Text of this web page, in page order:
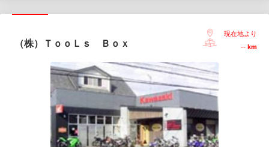
（株）ＴｏｏＬｓ Ｂｏｘ
現在地より
-- km